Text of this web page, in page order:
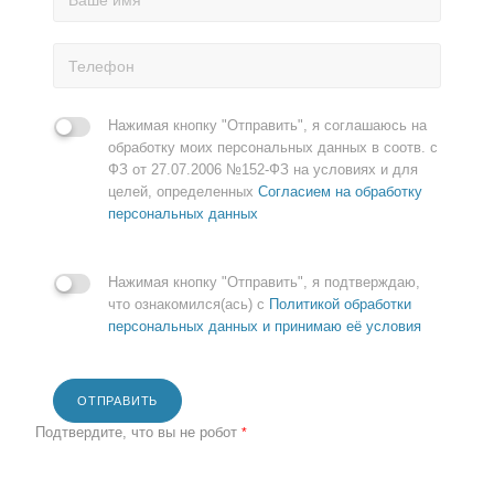
Нажимая кнопку "Отправить", я соглашаюсь на
обработку моих персональных данных в соотв. с
ФЗ от 27.07.2006 №152-ФЗ на условиях и для
целей, определенных Согласием на обработку
персональных данных
Нажимая кнопку "Отправить", я подтверждаю,
что ознакомился(ась) с Политикой обработки
персональных данных и принимаю её условия
ОТПРАВИТЬ
Подтвердите, что вы не робот *